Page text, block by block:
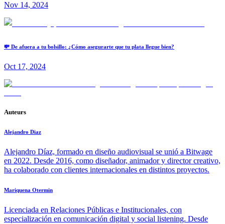
Nov 14, 2024
💸 De afuera a tu bolsillo: ¿Cómo asegurarte que tu plata llegue bien?
Oct 17, 2024
Auteurs
Alejandro Diaz
Alejandro Díaz, formado en diseño audiovisual se unió a Bitwage
en 2022. Desde 2016, como diseñador, animador y director creativo,
ha colaborado con clientes internacionales en distintos proyectos.
Mariquena Otermin
Licenciada en Relaciones Públicas e Institucionales, con
especialización en comunicación digital y social listening. Desde